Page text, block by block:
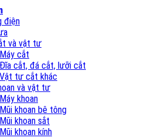
điện
và vật tư
Máy cắt
Đĩa cắt, đá cắt, lưỡi cắt
Vật tư cắt khác
và vật tư
Máy khoan
Mũi khoan bê tông
Mũi khoan sắt
Mũi khoan kính